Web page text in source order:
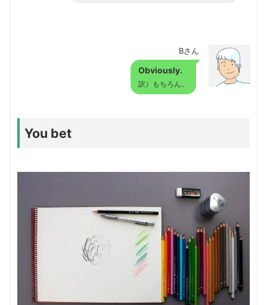
Bさん
Obviously.
訳）もちろん。
You bet